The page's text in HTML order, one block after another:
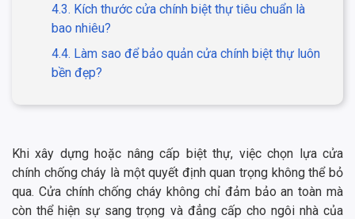
4.3. Kích thước cửa chính biệt thự tiêu chuẩn là
bao nhiêu?
4.4. Làm sao để bảo quản cửa chính biệt thự luôn
bền đẹp?
Khi xây dựng hoặc nâng cấp biệt thự, việc chọn lựa cửa
chính chống cháy là một quyết định quan trọng không thể bỏ
qua. Cửa chính chống cháy không chỉ đảm bảo an toàn mà
còn thể hiện sự sang trọng và đẳng cấp cho ngôi nhà của